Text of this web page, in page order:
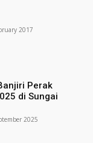
2017
Perak
di Sungai
2025